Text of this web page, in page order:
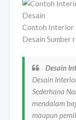
Contoh Interior
Desain Sumber
Desain
Desain
Sederhana
mendalam
maupun